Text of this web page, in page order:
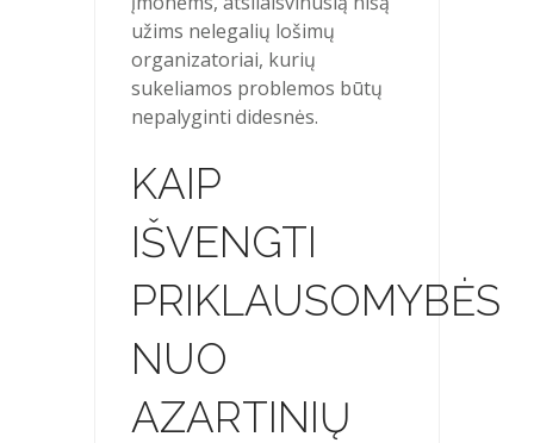
užims nelegalių lošimų
organizatoriai, kurių
sukeliamos problemos būtų
nepalyginti didesnės.
KAIP
IŠVENGTI
PRIKLAUSOMYBĖS
NUO
AZARTINIŲ